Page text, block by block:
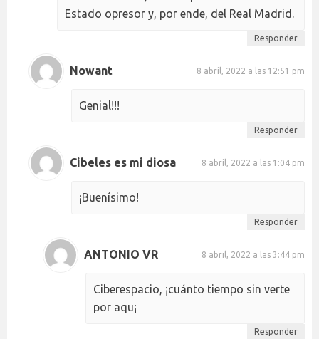
Estado opresor y, por ende, del Real Madrid.
Responder
Nowant 8 abril, 2022 a las 12:51 pm
Genial!!!
Responder
Cibeles es mi diosa 8 abril, 2022 a las 1:04 pm
¡Buenísimo!
Responder
ANTONIO VR 8 abril, 2022 a las 3:44 pm
Ciberespacio, ¡cuánto tiempo sin verte
por aqu¡
Responder